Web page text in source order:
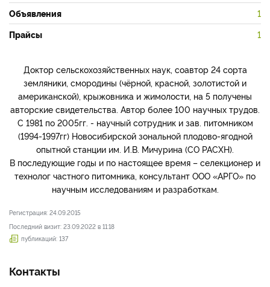
Объявления 1
Прайсы 1
Доктор сельскохозяйственных наук, соавтор 24 сорта
земляники, смородины (чёрной, красной, золотистой и
американской), крыжовника и жимолости, на 5 получены
авторские свидетельства. Автор более 100 научных трудов.
С 1981 по 2005гг. - научный сотрудник и зав. питомником
(1994-1997гг) Новосибирской зональной плодово-ягодной
опытной станции им. И.В. Мичурина (СО РАСХН).
В последующие годы и по настоящее время – селекционер и
технолог частного питомника, консультант ООО «АРГО» по
научным исследованиям и разработкам.
Регистрация: 24.09.2015
Последний визит: 23.09.2022 в 11:18
публикаций: 137
Контакты